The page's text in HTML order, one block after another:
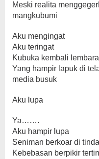
Meski realita
mangkubumi
Aku mengingat
Aku teringat
Kubuka kembali
Yang hampir lapuk di
media busuk
Aku lupa
Ya…….
Aku hampir lupa
Seniman berkoar di
Kebebasan berpikir